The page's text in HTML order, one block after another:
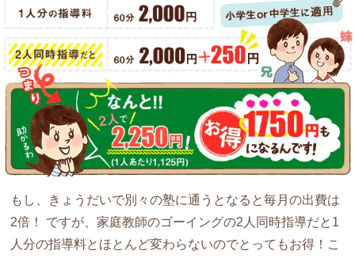
もし、きょうだいで別々の塾に通うとなると毎月の出費は
2倍！ ですが、家庭教師のゴーイングの2人同時指導だと 1
人分の指導料とほとんど変わらないのでとってもお得！こ